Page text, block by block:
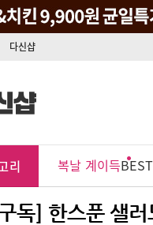
다신샵
리 복날 계이득BEST
독] 한스푼 샐